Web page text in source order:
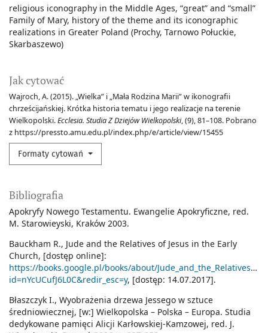
religious iconography in the Middle Ages “great” and “small”
Family of Mary history of the theme and its iconographic
realizations in Greater Poland (Prochy Tarnowo Połuckie
Skarbaszewo)
Jak cytować
Wajroch, A. (2015). „Wielka” i „Mała Rodzina Marii” w ikonografii
chrześcijańskiej. Krótka historia tematu i jego realizacje na terenie
Wielkopolski.Ecclesia. Studia Z Dziejów Wielkopolski, (9), 81–108. Pobrano
z https://pressto.amu.edu.pl/index.php/e/article/view/15455
Formaty cytowań
Bibliografia
Apokryfy Nowego Testamentu. Ewangelie Apokryficzne, red.
M. Starowieyski, Kraków 2003.
Bauckham R., Jude and the Relatives of Jesus in the Early
Church, [dostęp online]:
https://books.google.pl/books/about/
id=nYcUCufJ6L0C&redir_esc=y, [dostęp: 14.07.2017].
Błaszczyk I., Wyobrażenia drzewa Jessego w sztuce
średniowiecznej, [w:] Wielkopolska – Polska – Europa. Studia
dedykowane pamięci Alicji Karłowskiej-Kamzowej, red. J.